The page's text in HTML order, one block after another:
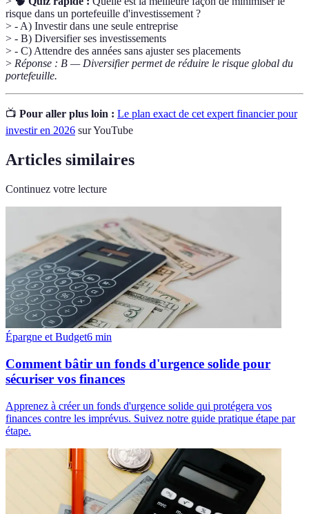
risque dans un portefeuille d'investissement ?
> - A) Investir dans une seule entreprise
> - B) Diversifier ses investissements
> - C) Attendre des années sans ajuster ses placements
> Réponse : B — Diversifier permet de réduire le risque global du
portefeuille.
📺 Pour aller plus loin : Le plan exact de cet expert financier pour
investir en 2026 sur YouTube
Articles similaires
Continuez votre lecture
Épargne et Budget6 min
Comment bâtir un fonds d'urgence solide pour
sécuriser vos finances
Apprenez à créer un fonds d'urgence solide qui protégera vos
finances contre les imprévus. Suivez notre guide pratique étape par
étape.